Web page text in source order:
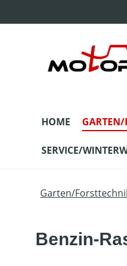
HOME GARTEN/
SERVICE/
Garten/
Benzin-